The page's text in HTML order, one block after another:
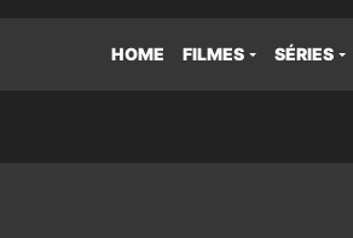
HOME FILMES SÉRIES